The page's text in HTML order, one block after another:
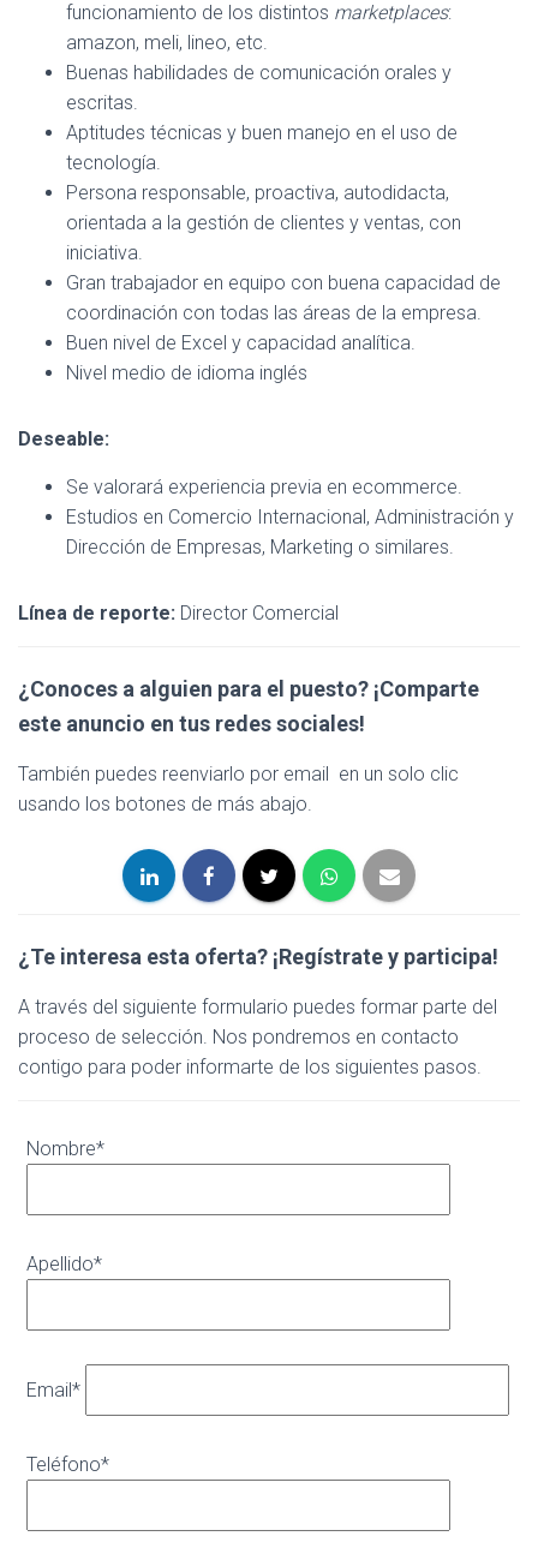
funcionamiento de los distintos marketplaces:
amazon, meli, lineo, etc.
Buenas habilidades de comunicación orales y
escritas.
Aptitudes técnicas y buen manejo en el uso de
tecnología.
Persona responsable, proactiva, autodidacta,
orientada a la gestión de clientes y ventas, con
iniciativa.
Gran trabajador en equipo con buena capacidad de
coordinación con todas las áreas de la empresa.
Buen nivel de Excel y capacidad analítica.
Nivel medio de idioma inglés
Deseable:
Se valorará experiencia previa en ecommerce.
Estudios en Comercio Internacional, Administración y
Dirección de Empresas, Marketing o similares.
Línea de reporte: Director Comercial
¿Conoces a alguien para el puesto? ¡Comparte
este anuncio en tus redes sociales!
También puedes reenviarlo por email en un solo clic
usando los botones de más abajo.
¿Te interesa esta oferta? ¡Regístrate y participa!
A través del siguiente formulario puedes formar parte del
proceso de selección. Nos pondremos en contacto
contigo para poder informarte de los siguientes pasos.
Nombre*
Apellido*
Email*
Teléfono*